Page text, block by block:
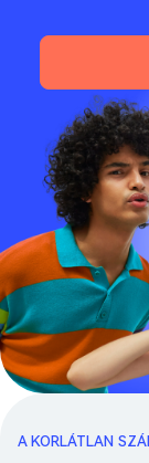
A KORLÁTLAN